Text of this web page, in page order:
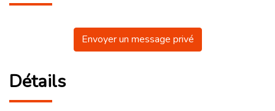
Envoyer un message privé
Détails